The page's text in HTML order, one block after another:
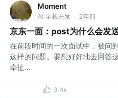
Moment
AI 全栈开发 · 2年前
京东一面：post为什么会发
在前段时间的一次面试中，被问
这样的问题。要想好好地去回答
牵扯...
3.4k